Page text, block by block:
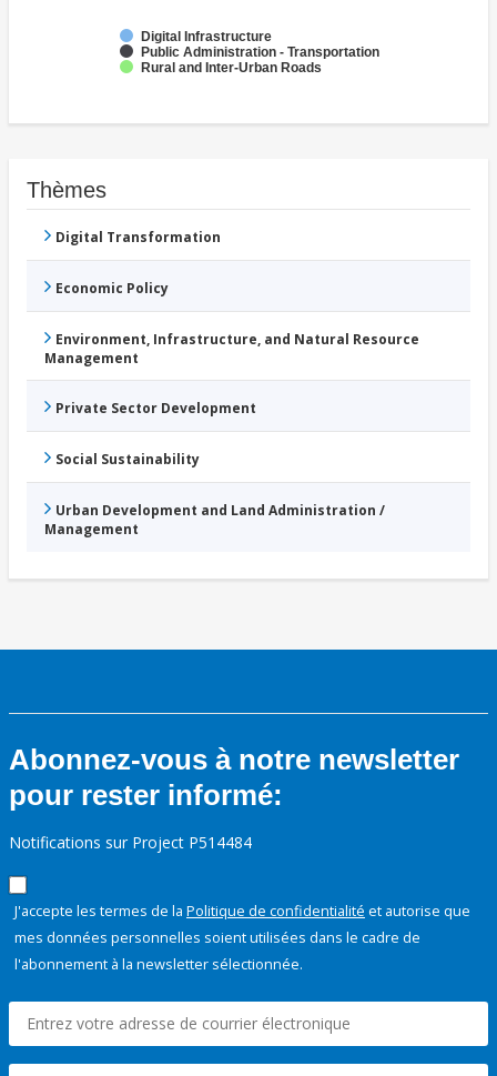
Digital Infrastructure
Public Administration - Transportation
Rural and Inter-Urban Roads
Thèmes
Digital Transformation
Economic Policy
Environment, Infrastructure, and Natural Resource
Management
Private Sector Development
Social Sustainability
Urban Development and Land Administration /
Management
Abonnez-vous à notre newsletter
pour rester informé:
Notifications sur Project P514484
J'accepte les termes de la Politique de confidentialité et autorise que
mes données personnelles soient utilisées dans le cadre de
l'abonnement à la newsletter sélectionnée.